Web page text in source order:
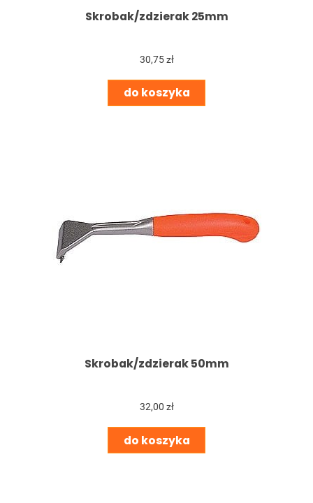
Skrobak/zdzierak 25mm
30,75 zł
do koszyka
Skrobak/zdzierak 50mm
32,00 zł
do koszyka